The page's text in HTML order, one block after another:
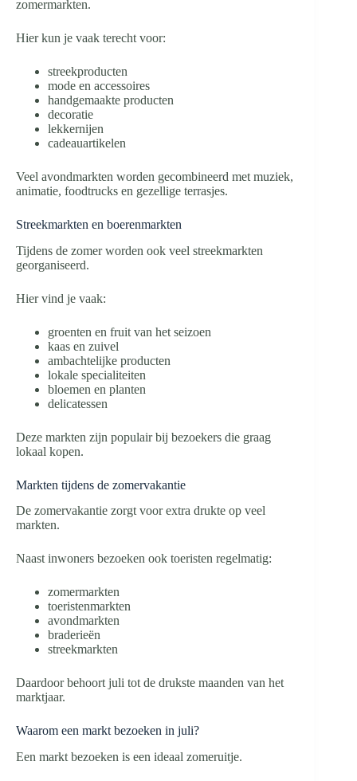
zomermarkten.
Hier kun je vaak terecht voor:
streekproducten
mode en accessoires
handgemaakte producten
decoratie
lekkernijen
cadeauartikelen
Veel avondmarkten worden gecombineerd met muziek,
animatie, foodtrucks en gezellige terrasjes.
Streekmarkten en boerenmarkten
Tijdens de zomer worden ook veel streekmarkten
georganiseerd.
Hier vind je vaak:
groenten en fruit van het seizoen
kaas en zuivel
ambachtelijke producten
lokale specialiteiten
bloemen en planten
delicatessen
Deze markten zijn populair bij bezoekers die graag
lokaal kopen.
Markten tijdens de zomervakantie
De zomervakantie zorgt voor extra drukte op veel
markten.
Naast inwoners bezoeken ook toeristen regelmatig:
zomermarkten
toeristenmarkten
avondmarkten
braderieën
streekmarkten
Daardoor behoort juli tot de drukste maanden van het
marktjaar.
Waarom een markt bezoeken in juli?
Een markt bezoeken is een ideaal zomeruitje.